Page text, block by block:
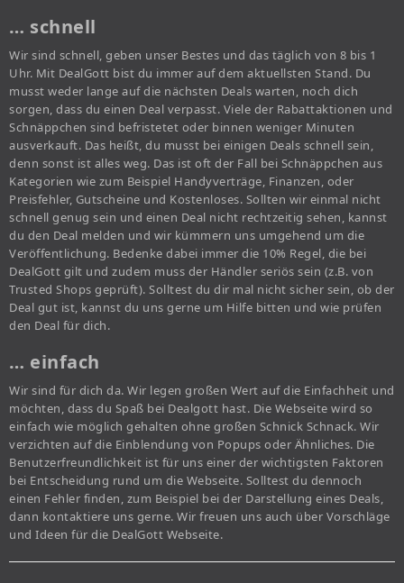
… schnell
Wir sind schnell, geben unser Bestes und das täglich von 8 bis 1
Uhr. Mit DealGott bist du immer auf dem aktuellsten Stand. Du
musst weder lange auf die nächsten Deals warten, noch dich
sorgen, dass du einen Deal verpasst. Viele der Rabattaktionen und
Schnäppchen sind befristetet oder binnen weniger Minuten
ausverkauft. Das heißt, du musst bei einigen Deals schnell sein,
denn sonst ist alles weg. Das ist oft der Fall bei Schnäppchen aus
Kategorien wie zum Beispiel Handyverträge, Finanzen, oder
Preisfehler, Gutscheine und Kostenloses. Sollten wir einmal nicht
schnell genug sein und einen Deal nicht rechtzeitig sehen, kannst
du den Deal melden und wir kümmern uns umgehend um die
Veröffentlichung. Bedenke dabei immer die 10% Regel, die bei
DealGott gilt und zudem muss der Händler seriös sein (z.B. von
Trusted Shops geprüft). Solltest du dir mal nicht sicher sein, ob der
Deal gut ist, kannst du uns gerne um Hilfe bitten und wie prüfen
den Deal für dich.
… einfach
Wir sind für dich da. Wir legen großen Wert auf die Einfachheit und
möchten, dass du Spaß bei Dealgott hast. Die Webseite wird so
einfach wie möglich gehalten ohne großen Schnick Schnack. Wir
verzichten auf die Einblendung von Popups oder Ähnliches. Die
Benutzerfreundlichkeit ist für uns einer der wichtigsten Faktoren
bei Entscheidung rund um die Webseite. Solltest du dennoch
einen Fehler finden, zum Beispiel bei der Darstellung eines Deals,
dann kontaktiere uns gerne. Wir freuen uns auch über Vorschläge
und Ideen für die DealGott Webseite.